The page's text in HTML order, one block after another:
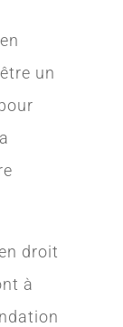
un
droit
à